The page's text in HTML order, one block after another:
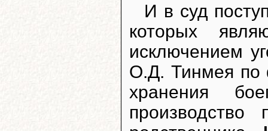
И в суд
которых
исключением
О.Д. Тинмея по
хранения